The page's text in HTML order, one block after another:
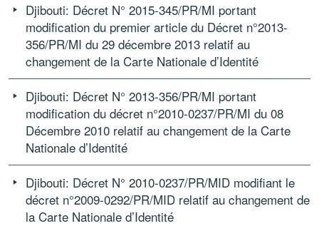
Djibouti: Décret N° 2015-345/PR/MI portant
modification du premier article du Décret n°2013-
356/PR/MI du 29 décembre 2013 relatif au
changement de la Carte Nationale d’Identité
Djibouti: Décret N° 2013-356/PR/MI portant
modification du décret n°2010-0237/PR/MI du 08
Décembre 2010 relatif au changement de la Carte
Nationale d’Identité
Djibouti: Décret N° 2010-0237/PR/MID modifiant le
décret n°2009-0292/PR/MID relatif au changement de
la Carte Nationale d’Identité